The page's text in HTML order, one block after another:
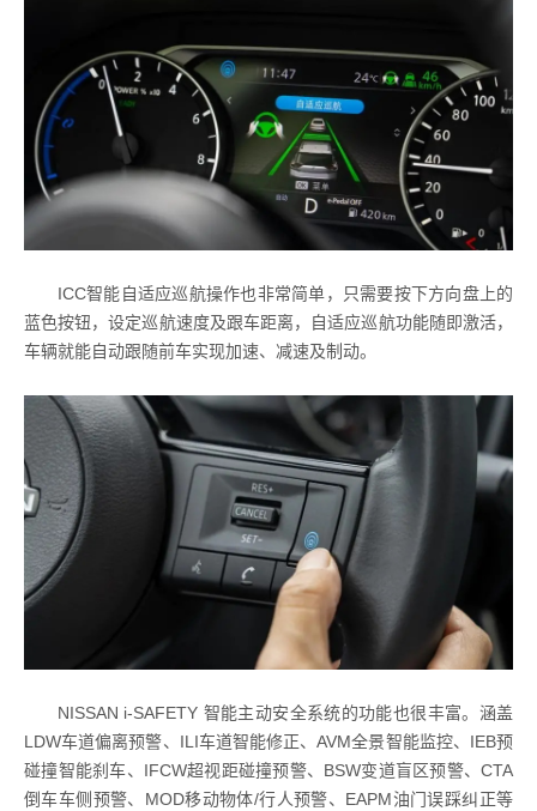
ICC智能自适应巡航操作也非常简单，只需要按下方向盘上的
蓝色按钮，设定巡航速度及跟车距离，自适应巡航功能随即激活，
车辆就能自动跟随前车实现加速、减速及制动。
NISSAN i-SAFETY 智能主动安全系统的功能也很丰富。涵盖
LDW车道偏离预警、ILI车道智能修正、AVM全景智能监控、IEB预
碰撞智能刹车、IFCW超视距碰撞预警、BSW变道盲区预警、CTA
倒车车侧预警、MOD移动物体/行人预警、EAPM油门误踩纠正等